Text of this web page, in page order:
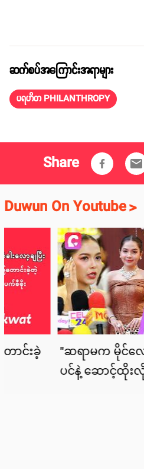
ဆက်စပ်အကြောင်းအရာများ
ပရဟိတ PHILANTHROPY
Share email
Duwun On Youtube>